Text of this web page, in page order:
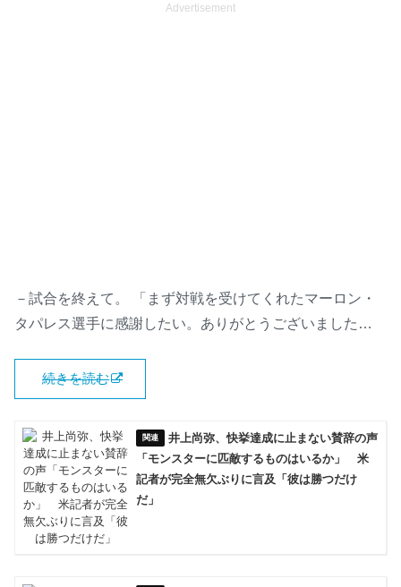
Advertisement
－試合を終えて。 「まず対戦を受けてくれたマーロン・
タパレス選手に感謝したい。ありがとうございました…
続きを読む
井上尚弥、快挙達成に止まない賛辞の声
「モンスターに匹敵するものはいるか」 米
記者が完全無欠ぶりに言及「彼は勝つだけ
だ」